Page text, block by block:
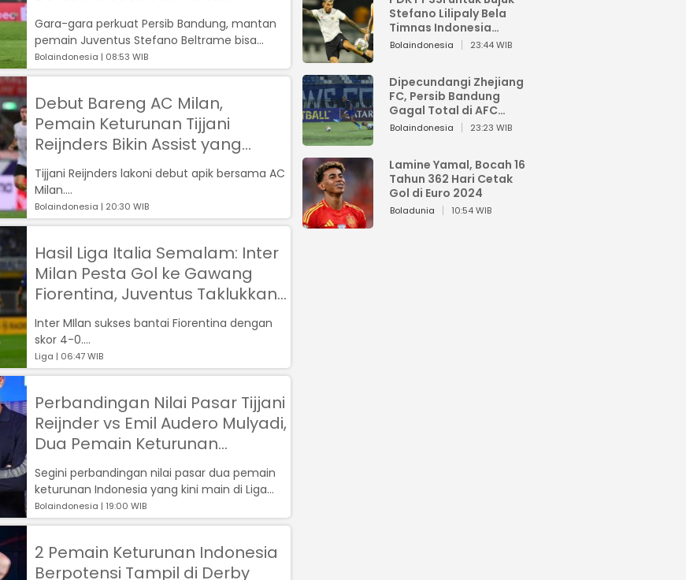
Depan
Gara-gara perkuat Persib Bandung, mantan
pemain Juventus Stefano Beltrame bisa
bereuni kecil dengan alumnus Liga Italia ...
Bolaindonesia | 08:53 WIB
Debut Bareng AC Milan,
Pemain Keturunan Tijjani
Reijnders Bikin Assist yang
Berujung Gol Olivier Giroud
Tijjani Reijnders lakoni debut apik bersama AC
Milan....
Bolaindonesia | 20:30 WIB
Hasil Liga Italia Semalam: Inter
Milan Pesta Gol ke Gawang
Fiorentina, Juventus Taklukkan
Empoli
Inter MIlan sukses bantai Fiorentina dengan
skor 4-0....
Liga | 06:47 WIB
Perbandingan Nilai Pasar Tijjani
Reijnder vs Emil Audero Mulyadi,
Dua Pemain Keturunan
Indonesia di Liga Italia
Segini perbandingan nilai pasar dua pemain
keturunan Indonesia yang kini main di Liga
Italia, Tijjani Reijnder dan Emil ...
Bolaindonesia | 19:00 WIB
2 Pemain Keturunan Indonesia
Berpotensi Tampil di Derby
Stefano Lilipaly Bela
Timnas Indonesia
Berakhir Berantakan
Bolaindonesia 23:44 WIB
Dipecundangi Zhejiang
FC, Persib Bandung
Gagal Total di AFC
Champions League Two
Bolaindonesia 23:23 WIB
Lamine Yamal, Bocah 16
Tahun 362 Hari Cetak
Gol di Euro 2024
Boladunia 10:54 WIB